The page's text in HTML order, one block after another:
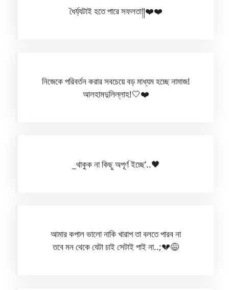
ধৈর্য্যটাই হতে পারে সফলতা༎❤️❤️
নিজেকে পরিবর্তন করার সবচেয়ে বড় মাধ্যম হচ্ছে নামাজ!
আলহামদুলিল্লাহ!🤍❤️
_থাকুক না কিছু অপূর্ণ ইচ্ছে’..🖤
আমার কপাল ভালো নাকি খারাপ তা বলতে পারব না
তবে মন থেকে যেটা চাই সেটাই পাই না..;💔😅